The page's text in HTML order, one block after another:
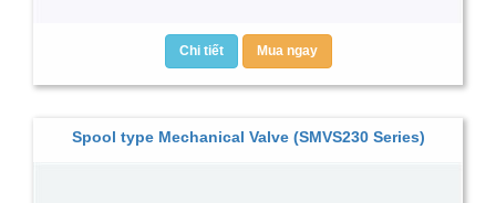
Chi tiết Mua ngay
Spool type Mechanical Valve (SMVS230 Series)